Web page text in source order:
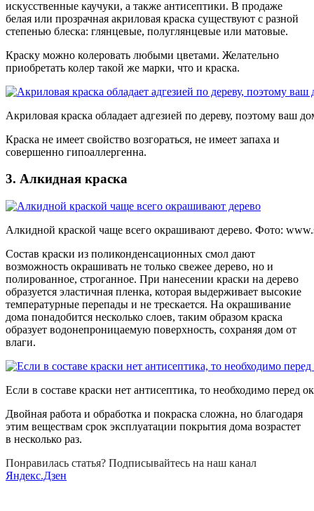
искусственные каучуки, а также антисептики. В продаже
белая или прозрачная акриловая краска существуют с разной
степенью блеска: глянцевые, полуглянцевые или матовые.
Краску можно колеровать любыми цветами. Желательно
приобретать колер такой же марки, что и краска.
Акриловая краска обладает адгезией по дереву, поэтому ваш
Краска не имеет свойство возгораться, не имеет запаха и
совершенно гипоаллергенна.
3. Алкидная краска
Алкидной краской чаще всего окрашивают дерево. Фото:
Состав краски из поликонденсационных смол дают
возможность окрашивать не только свежее дерево, но и
полированное, строганное. При нанесении краски на дерево
образуется эластичная пленка, которая выдерживает высокие
температурные перепады и не трескается. На окрашивание
дома понадобится несколько слоев, таким образом краска
образует водонепроницаемую поверхность, сохраняя дом от
влаги.
Если в составе краски нет антисептика, то необходимо
Двойная работа и обработка и покраска сложна, но благодаря
этим веществам срок эксплуатации покрытия дома возрастет
в несколько раз.
Понравилась статья? Подписывайтесь на наш канал
Яндекс.Дзен